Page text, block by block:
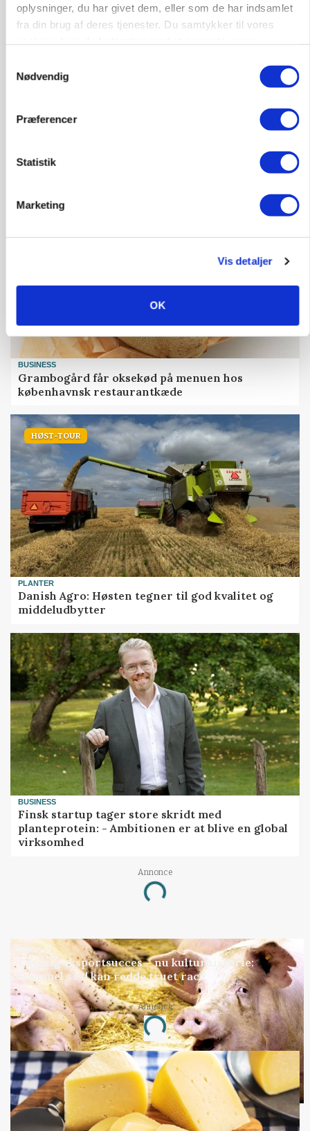
oplysninger, du har givet dem, eller som de har indsamlet
fra din brug af deres tjenester. Du samtykker til vores
Nødvendig
Præferencer
Statistik
Marketing
Vis detaljer
OK
BUSINESS
Lave grisepriser og nye regler øger landbobanks
Ny griseprognose kan give anledning til et nyt
budgettjek
BUSINESS
Grambogård får oksekød på menuen hos
københavnsk restaurantkæde
HØST-TOUR
PLANTER
Danish Agro: Høsten tegner til god kvalitet og
middeludbytter
BUSINESS
Finsk startup tager store skridt med
planteprotein: - Ambitionen er at blive en global
virksomhed
Annonce
Loading...
GRISE
Engang eksportsucces – nu kulturhistorie:
Gammel sæd kan redde truet race
Annonce
Loading...